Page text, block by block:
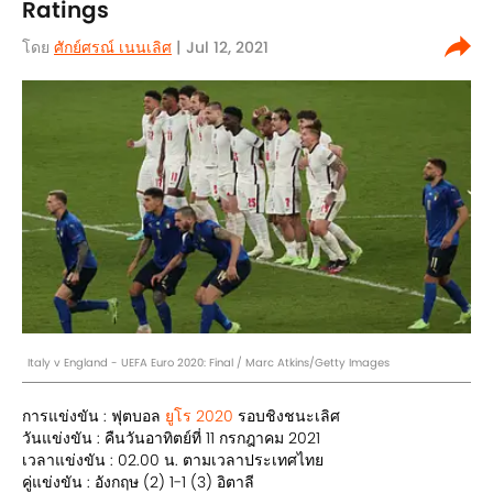
Ratings
โดย ศักย์ศรณ์ เนนเลิศ | Jul 12, 2021
Italy v England - UEFA Euro 2020: Final / Marc Atkins/Getty Images
การแข่งขัน : ฟุตบอล ยูโร 2020 รอบชิงชนะเลิศ
วันแข่งขัน : คืนวันอาทิตย์ที่ 11 กรกฎาคม 2021
เวลาแข่งขัน : 02.00 น. ตามเวลาประเทศไทย
คู่แข่งขัน : อังกฤษ (2) 1-1 (3) อิตาลี